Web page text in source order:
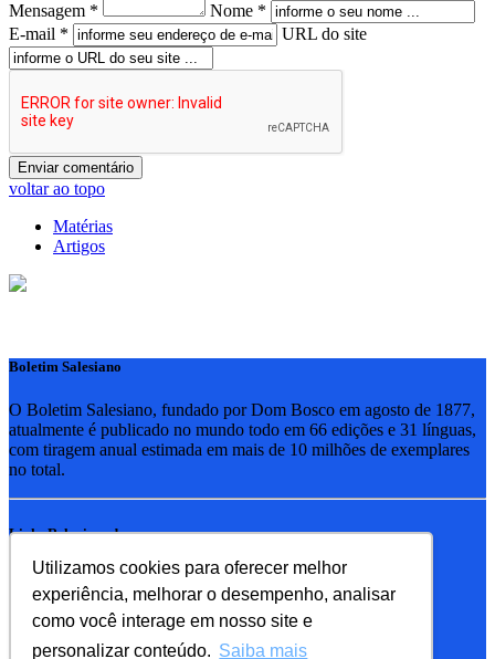
Utilizamos cookies para oferecer melhor
experiência, melhorar o desempenho, analisar
como você interage em nosso site e
personalizar conteúdo. Saiba mais
Mensagem *
Nome *
E-mail *
URL do site
voltar ao topo
Matérias
Artigos
Boletim Salesiano
O Boletim Salesiano, fundado por Dom Bosco em agosto de 1877,
atualmente é publicado no mundo todo em 66 edições e 31 línguas,
com tiragem anual estimada em mais de 10 milhões de exemplares
no total.
Links Relacionados
RSB - Rede Salesiana Brasil
EDEBE - Editora
UPV - União pela Vida